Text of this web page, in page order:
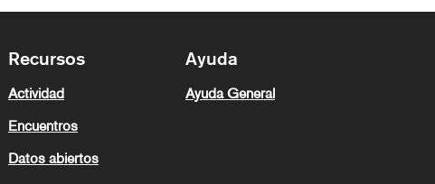
Recursos
Actividad
Encuentros
Datos abiertos
Ayuda
Ayuda General